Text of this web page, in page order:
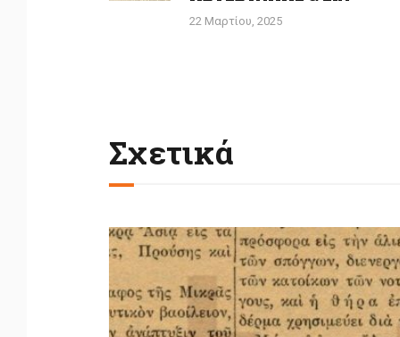
22 Μαρτίου, 2025
Σχετικά